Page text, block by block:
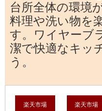
台所全体の環境
料理や洗い物を
す。ワイヤーブ
潔で快適なキッ
う。
楽天市場 楽天市場